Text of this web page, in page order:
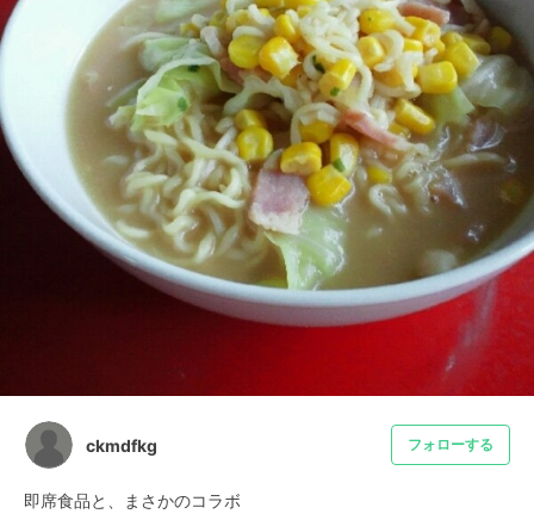
ckmdfkg フォローする
即席食品と、まさかのコラボ